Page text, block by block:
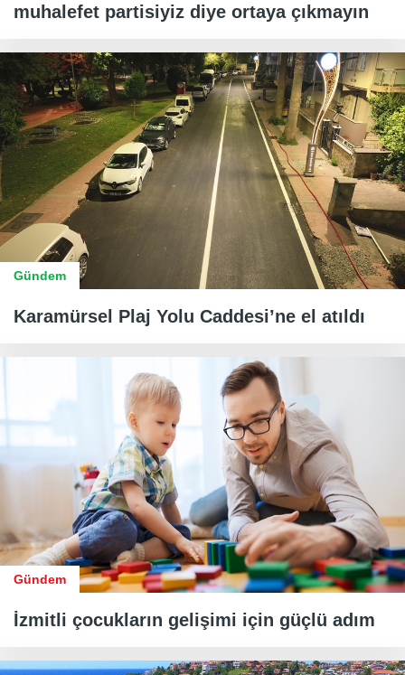
muhalefet partisiyiz diye ortaya çıkmayın
Gündem
Karamürsel Plaj Yolu Caddesi’ne el atıldı
Gündem
İzmitli çocukların gelişimi için güçlü adım